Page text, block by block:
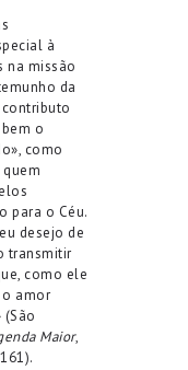
à
na missão
da
o
como
quem
para o Céu.
desejo de
transmitir
como ele
o amor
(São
Maior,